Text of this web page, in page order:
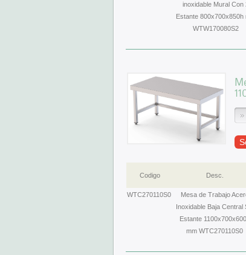
inoxidable Mural Con
Estante 800x700x850h
WTW170080S2
Codigo Desc.
WTC270110S0
Mesa de Trabajo
Inoxidable Baja Central
Estante
mm WTC270110S0